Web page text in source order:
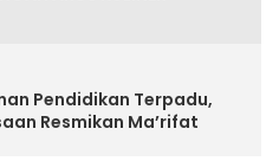
Pendidikan Terpadu,
Resmikan Ma’rifat